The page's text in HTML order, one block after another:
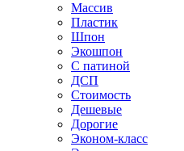
Массив
Пластик
Шпон
Экошпон
С патиной
ДСП
Стоимость
Дешевые
Дорогие
Эконом-класс